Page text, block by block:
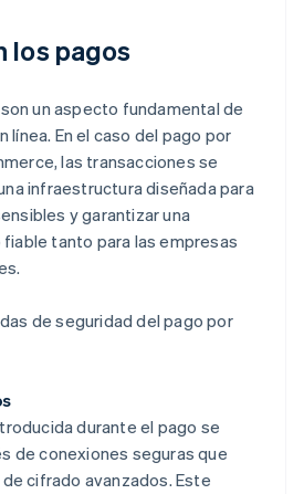
los pagos
son un aspecto fundamental de
línea. En el caso del pago por
las transacciones se
infraestructura diseñada para
y garantizar una
tanto para las empresas
de seguridad del pago por
durante el pago se
de conexiones seguras que
cifrado avanzados. Este